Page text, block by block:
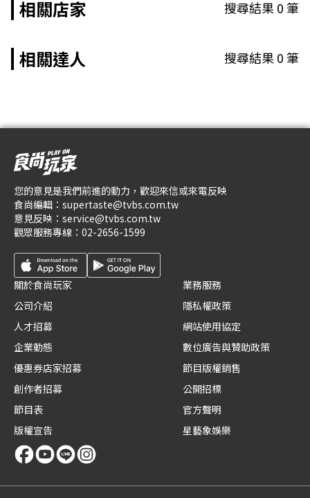
相關店家 搜尋結果0筆
相關達人 搜尋結果0筆
您的意見是我們前進的動力，歡迎來信或來電反映
食尚編輯： supertaste@tvbs.com.tw
意見反映： service@tvbs.com.tw
觀眾服務專線： 02-2656-1599
關於食尚玩家
公司介紹
人才招募
企業動態
優惠券店家招募
創作者招募
節目表
版權宣告
業務服務
隱私權政策
網站使用協定
數位廣告與贊助政策
節目版權銷售
公開招標
官方聲明
星藝象娛樂